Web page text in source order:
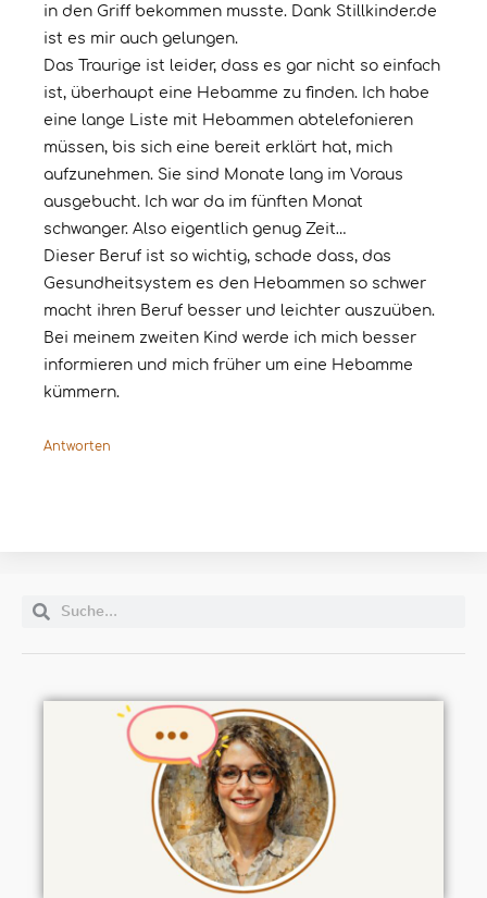
in den Griff bekommen musste. Dank Stillkinder.de
ist es mir auch gelungen.
Das Traurige ist leider, dass es gar nicht so einfach
ist, überhaupt eine Hebamme zu finden. Ich habe
eine lange Liste mit Hebammen abtelefonieren
müssen, bis sich eine bereit erklärt hat, mich
aufzunehmen. Sie sind Monate lang im Voraus
ausgebucht. Ich war da im fünften Monat
schwanger. Also eigentlich genug Zeit…
Dieser Beruf ist so wichtig, schade dass, das
Gesundheitsystem es den Hebammen so schwer
macht ihren Beruf besser und leichter auszuüben.
Bei meinem zweiten Kind werde ich mich besser
informieren und mich früher um eine Hebamme
kümmern.
Antworten